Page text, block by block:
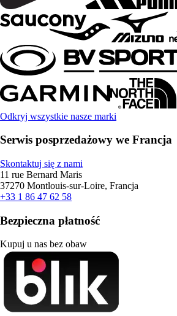
Odkryj wszystkie nasze marki
Serwis posprzedażowy we Francja
Skontaktuj się z nami
11 rue Bernard Maris
37270 Montlouis-sur-Loire, Francja
+33 1 86 47 62 58
Bezpieczna płatność
Kupuj u nas bez obaw